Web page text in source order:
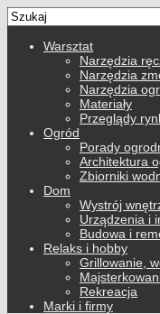
Warsztat
Narzędzia
Narzędzia
Narzędzia
Materiały
Przeglądy
Ogród
Porady
Architektura
Zbiorniki
Dom
Wystrój
Urządzenia i
Budowa i
Relaks i hobby
Grillowanie,
Rekreacja
Marki i firmy